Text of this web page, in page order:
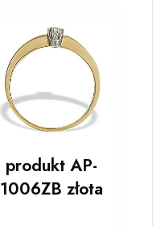
produkt AP-
1006ZB złota